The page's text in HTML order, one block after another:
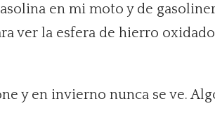
en mi moto y de
ver la esfera de hierro
y en invierno nunca se ve.